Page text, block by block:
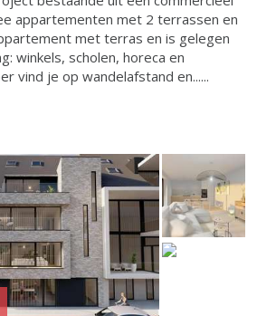
appartementen met 2 terrassen en
met terras en is gelegen
winkels, scholen, horeca en
vind je op wandelafstand en......